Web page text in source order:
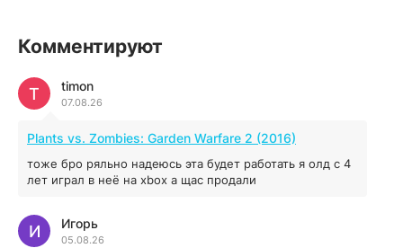
illWill
04.12.2025
MAFIA: THE OLD COUNTRY
44.98 ГБ 2025
04.12.2025
Red Chaos - The Strict Order
Комментируют
timon
07.08.26
T
Plants vs. Zombies: Garden Warfare 2 (2016)
тоже бро ряльно надеюсь эта будет работать я олд с 4
лет играл в неё на xbox а щас продали
Игорь
05.08.26
И